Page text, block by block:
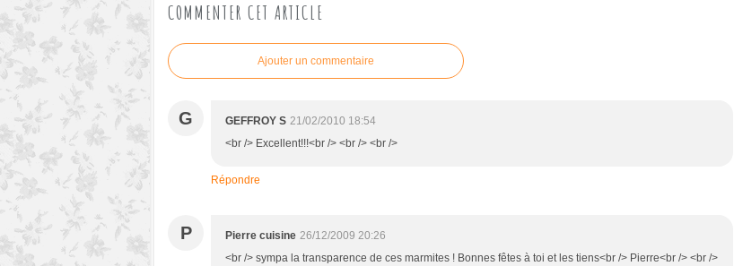
COMMENTER CET ARTICLE
Ajouter un commentaire
G GEFFROY S 21/02/2010 18:54
<br /> Excellent!!!<br /> <br /> <br />
Répondre
P Pierre cuisine 26/12/2009 20:26
<br /> sympa la transparence de ces marmites ! Bonnes fêtes à toi et les tiens<br /> Pierre<br /> <br />